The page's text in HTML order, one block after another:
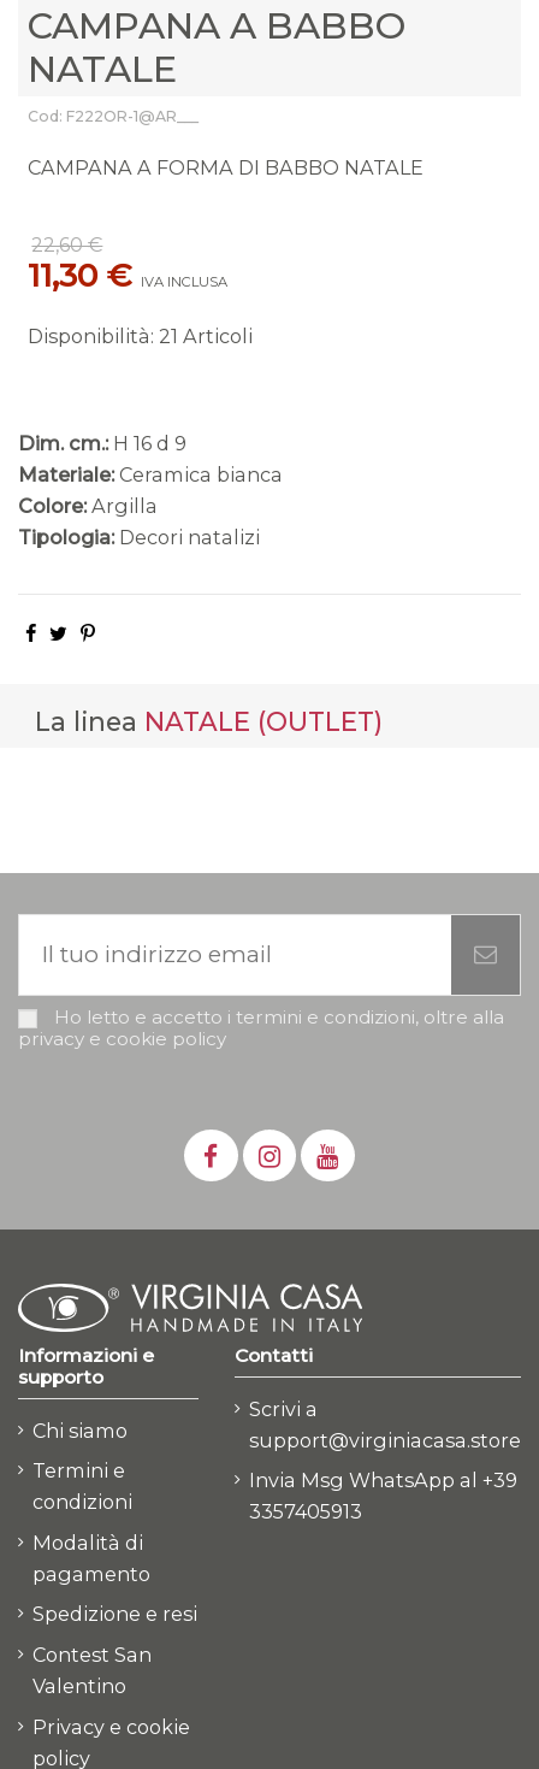
CAMPANA A BABBO
NATALE
Cod: F222OR-1@AR___
CAMPANA A FORMA DI BABBO NATALE
22,60 €
11,30 € IVA INCLUSA
Disponibilità: 21 Articoli
Dim. cm.: H 16 d 9
Materiale: Ceramica bianca
Colore: Argilla
Tipologia: Decori natalizi
La linea NATALE (OUTLET)
Ho letto e accetto i termini e condizioni, oltre alla
privacy e cookie policy
Informazioni e
supporto
Chi siamo
Termini e
condizioni
Modalità di
pagamento
Spedizione e resi
Contest San
Valentino
Privacy e cookie
policy
Contatti
Scrivi a
support@virginiacasa.store
Invia Msg WhatsApp al +39
3357405913